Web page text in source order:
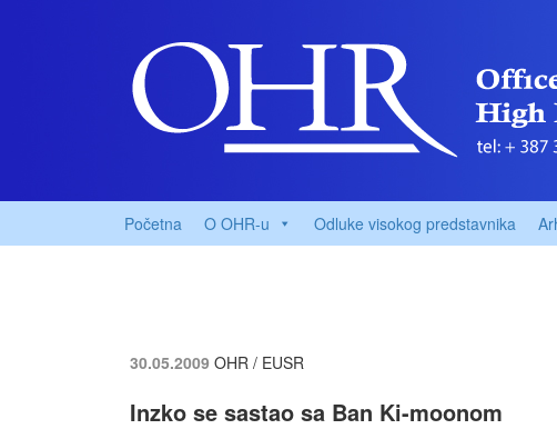
Početna O OHR-u Odluke visokog predstavnika
30.05.2009 OHR / EUSR
Inzko se sastao sa Ban Ki-moonom